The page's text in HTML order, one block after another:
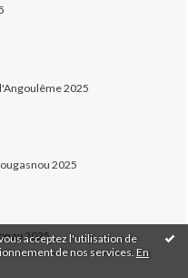
acceptez l'utilisation de
de nos services. En
2025
2025
2025